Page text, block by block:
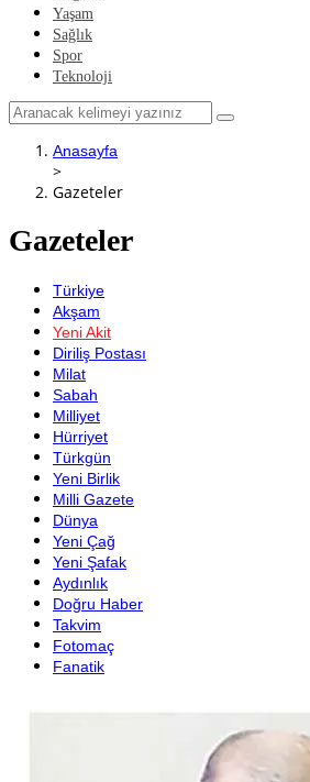
Yaşam
Sağlık
Spor
Teknoloji
Anasayfa
>
Gazeteler
Gazeteler
Türkiye
Akşam
Yeni Akit
Diriliş Postası
Milat
Sabah
Milliyet
Hürriyet
Türkgün
Yeni Birlik
Milli Gazete
Dünya
Yeni Çağ
Yeni Şafak
Aydınlık
Doğru Haber
Takvim
Fotomaç
Fanatik